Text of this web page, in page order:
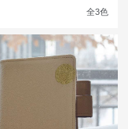
全3色